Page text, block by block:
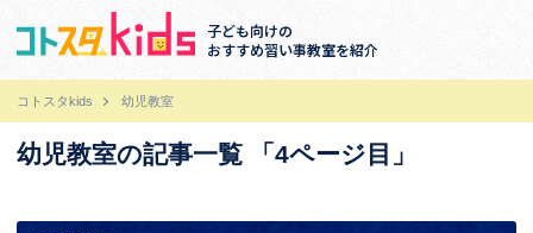
子ども向けの
おすすめ習い事教室を紹介
コトスタkids 幼児教室
幼児教室の記事一覧 「4ページ目」